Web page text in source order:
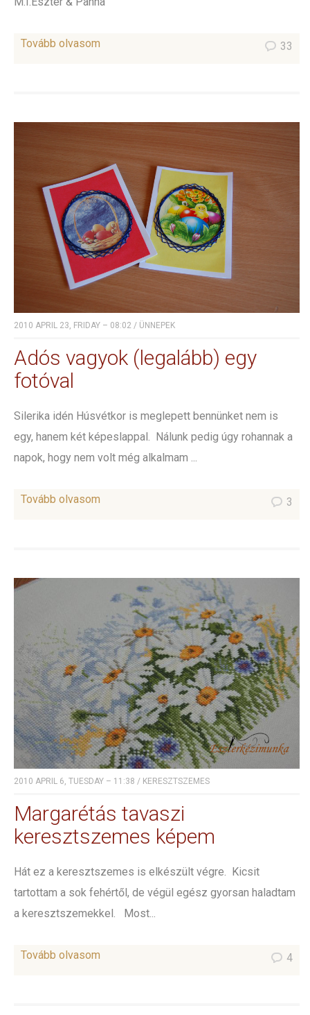
Tovább olvasom 33
2010 APRIL 23, FRIDAY – 08:02 / ÜNNEPEK
Adós vagyok (legalább) egy
fotóval
Silerika idén Húsvétkor is meglepett bennünket nem is
egy, hanem két képeslappal. Nálunk pedig úgy rohannak a
napok, hogy nem volt még alkalmam ...
Tovább olvasom 3
2010 APRIL 6, TUESDAY – 11:38 / KERESZTSZEMES
Margarétás tavaszi
keresztszemes képem
Hát ez a keresztszemes is elkészült végre. Kicsit
tartottam a sok fehértől, de végül egész gyorsan haladtam
a keresztszemekkel. Most...
Tovább olvasom 4